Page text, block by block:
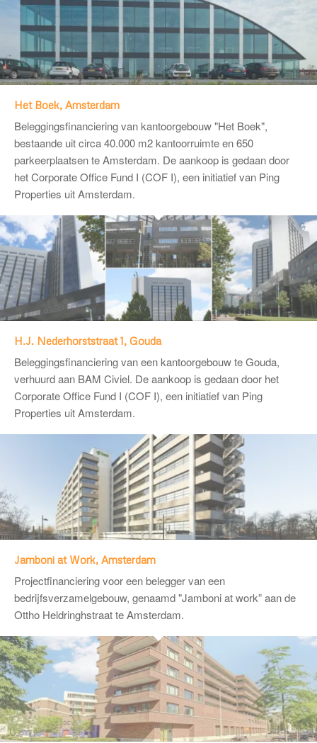
Het Boek, Amsterdam
Beleggingsfinanciering van kantoorgebouw "Het Boek",
bestaande uit circa 40.000 m2 kantoorruimte en 650
parkeerplaatsen te Amsterdam. De aankoop is gedaan door
het Corporate Office Fund I (COF I), een initiatief van Ping
Properties uit Amsterdam.
H.J. Nederhorststraat 1, Gouda
Beleggingsfinanciering van een kantoorgebouw te Gouda,
verhuurd aan BAM Civiel. De aankoop is gedaan door het
Corporate Office Fund I (COF I), een initiatief van Ping
Properties uit Amsterdam.
Jamboni at Work, Amsterdam
Projectfinanciering voor een belegger van een
bedrijfsverzamelgebouw, genaamd "Jamboni at work” aan de
Ottho Heldringhstraat te Amsterdam.